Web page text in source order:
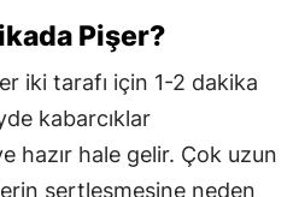
Pişer?
iki tarafı için 1-2 dakika
kabarcıklar
hazır hale gelir. Çok uzun
sertleşmesine neden